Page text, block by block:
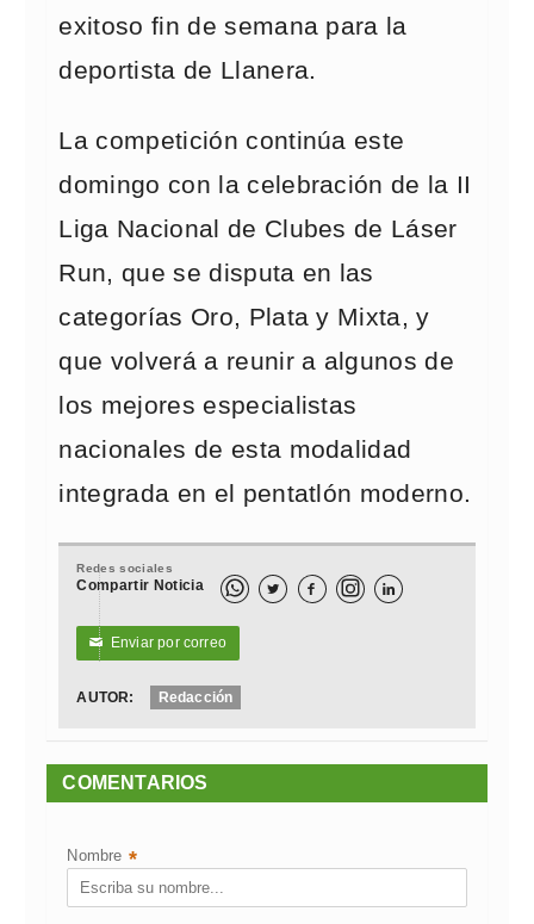
exitoso fin de semana para la
deportista de Llanera.
La competición continúa este
domingo con la celebración de la II
Liga Nacional de Clubes de Láser
Run, que se disputa en las
categorías Oro, Plata y Mixta, y
que volverá a reunir a algunos de
los mejores especialistas
nacionales de esta modalidad
integrada en el pentatlón moderno.
Redes sociales
Compartir Noticia   
✉ Enviar por correo
AUTOR: Redacción
COMENTARIOS
Nombre *